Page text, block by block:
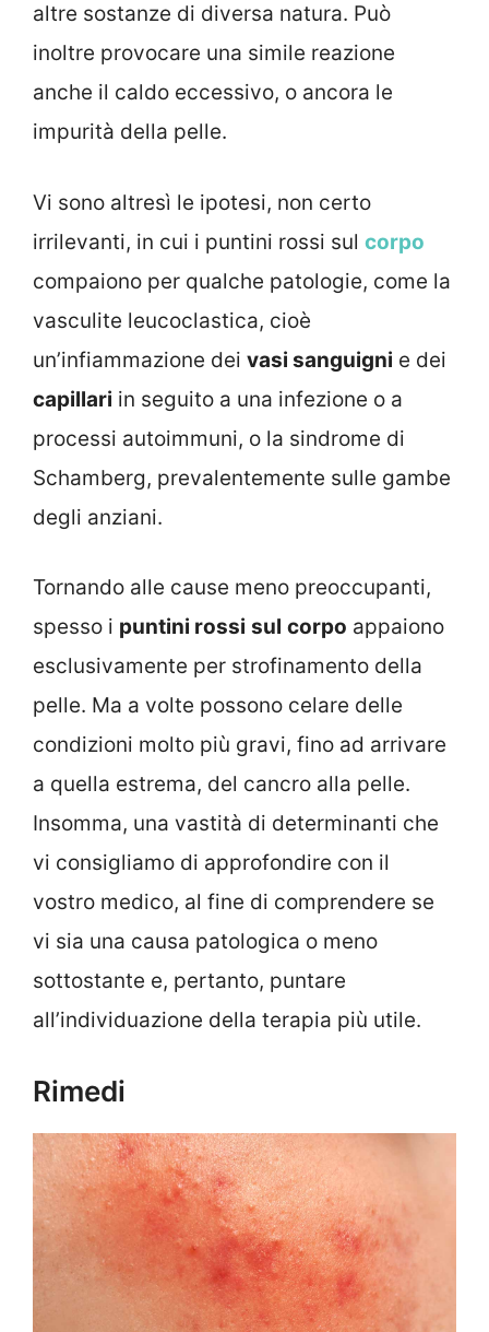
altre sostanze di diversa natura. Può
inoltre provocare una simile reazione
anche il caldo eccessivo, o ancora le
impurità della pelle.
Vi sono altresì le ipotesi, non certo
irrilevanti, in cui i puntini rossi sul corpo
compaiono per qualche patologie, come la
vasculite leucoclastica, cioè
un’infiammazione dei vasi sanguigni e dei
capillari in seguito a una infezione o a
processi autoimmuni, o la sindrome di
Schamberg, prevalentemente sulle gambe
degli anziani.
Tornando alle cause meno preoccupanti,
spesso i puntini rossi sul corpo appaiono
esclusivamente per strofinamento della
pelle. Ma a volte possono celare delle
condizioni molto più gravi, fino ad arrivare
a quella estrema, del cancro alla pelle.
Insomma, una vastità di determinanti che
vi consigliamo di approfondire con il
vostro medico, al fine di comprendere se
vi sia una causa patologica o meno
sottostante e, pertanto, puntare
all’individuazione della terapia più utile.
Rimedi